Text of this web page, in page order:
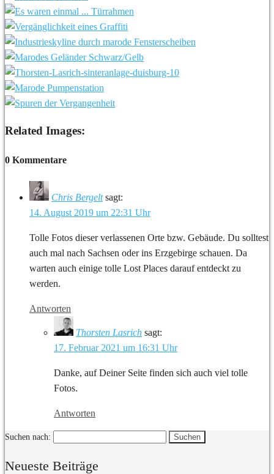
Related Images:
0 Kommentare
Chris Bergelt sagt:
14. August 2019 um 22:31 Uhr
Tolle Fotos dieser verlassenen Orte bzw. Gebäude. Du solltest
auch mal nach Sachsen oder ins Erzgebirge schauen. Da
warten auch einige tolle Lost Places darauf entdeckt zu
werden.
Antworten
Thorsten Lasrich sagt:
17. Februar 2021 um 16:31 Uhr
Danke, auf Deiner Seite finden sich auch viel tolle
Fotos.
Antworten
Suchen nach:
Neueste Beiträge